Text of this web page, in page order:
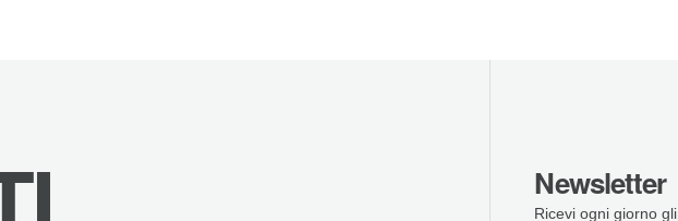
Newsletter
Ricevi ogni giorno gli